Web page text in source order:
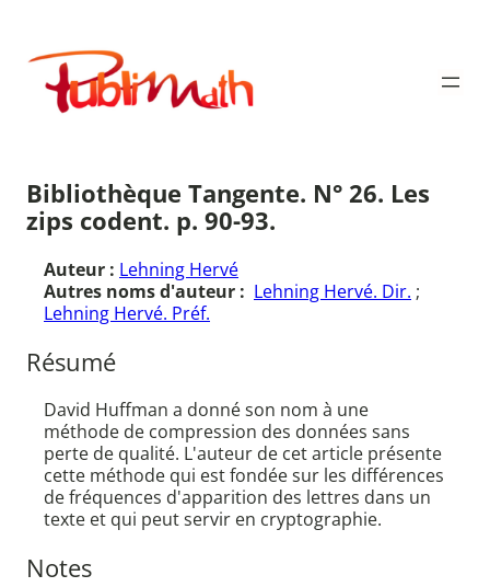
contenu
Publimath
Bibliothèque Tangente. N° 26. Les
zips codent. p. 90-93.
Auteur : Lehning Hervé
Autres noms d'auteur : Lehning Hervé. Dir. ;
Lehning Hervé. Préf.
Résumé
David Huffman a donné son nom à une
méthode de compression des données sans
perte de qualité. L'auteur de cet article présente
cette méthode qui est fondée sur les différences
de fréquences d'apparition des lettres dans un
texte et qui peut servir en cryptographie.
Notes